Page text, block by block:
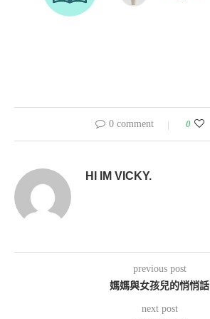
0 comment 0
HI IM VICKY.
previous post
媽媽與女孩兒的悄悄話
next post